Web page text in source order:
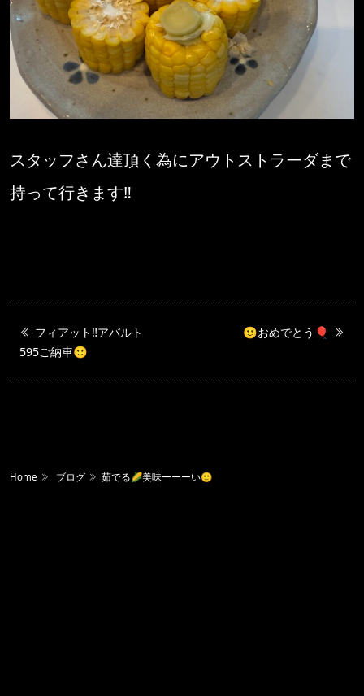
スタッフさん達頂く為にアウトストラーダまで
持って行きます‼️
フィアット‼️アバルト
595ご納車🙂
🙂おめでとう🎈
Home ブログ 茹でる🌽美味ーーーい🙂